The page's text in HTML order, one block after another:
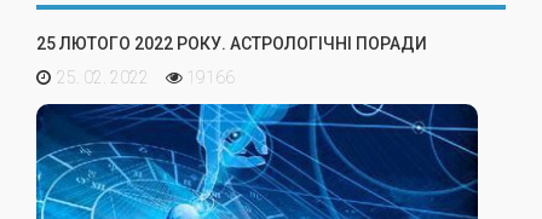
25 ЛЮТОГО 2022 РОКУ. АСТРОЛОГІЧНІ ПОРАДИ
25. 02. 2022
19166